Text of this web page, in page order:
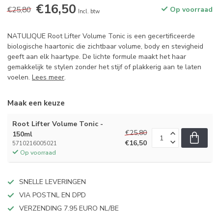
€25,80 €16,50 Incl. btw Op voorraad
NATULIQUE Root Lifter Volume Tonic is een gecertificeerde
biologische haartonic die zichtbaar volume, body en stevigheid
geeft aan elk haartype. De lichte formule maakt het haar
gemakkelijk te stylen zonder het stijf of plakkerig aan te laten
voelen. Lees meer.
Maak een keuze
Root Lifter Volume Tonic -
150ml
5710216005021
Op voorraad
€25,80
€16,50
SNELLE LEVERINGEN
VIA POSTNL EN DPD
VERZENDING 7.95 EURO NL/BE